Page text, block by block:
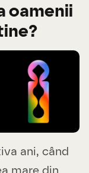
oamenii
ani, când
mare din